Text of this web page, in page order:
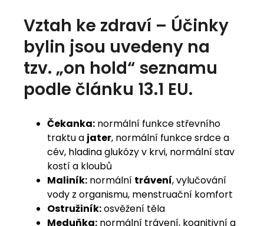
Vztah ke zdraví – Účinky
bylin jsou uvedeny na
tzv. „on hold“ seznamu
podle článku 13.1 EU.
Čekanka: normální funkce střevního
traktu a jater, normální funkce srdce a
cév, hladina glukózy v krvi, normální stav
kostí a kloubů
Maliník: normální trávení, vylučování
vody z organismu, menstruační komfort
Ostružiník:osvěžení těla
Meduňka: normální trávení, kognitivní a